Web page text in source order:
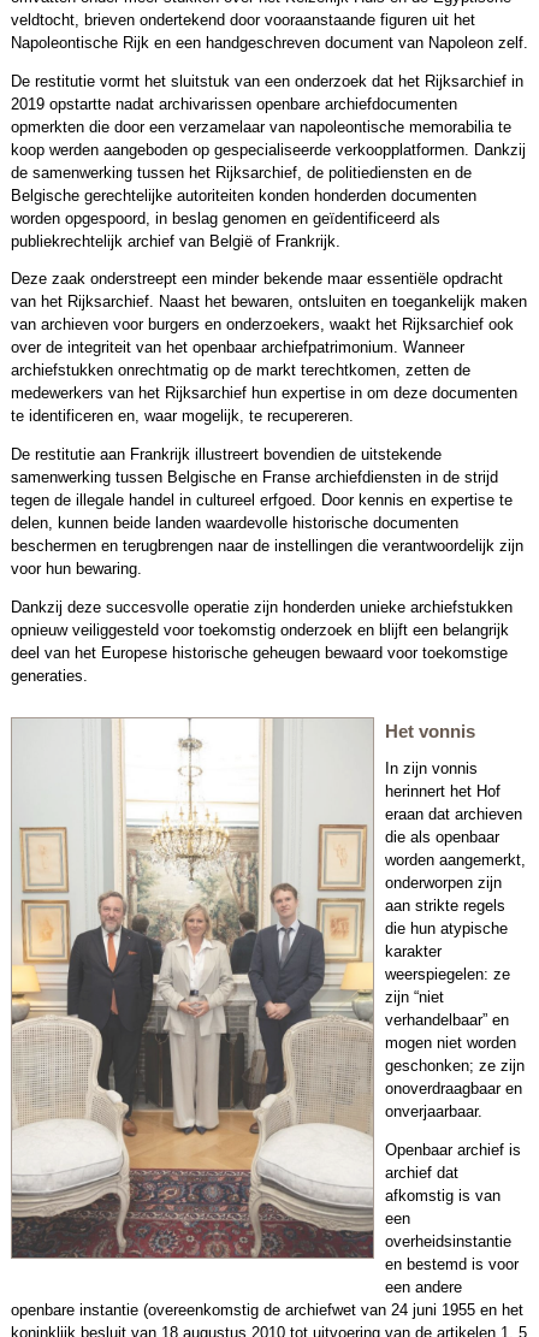
veldtocht, brieven ondertekend door vooraanstaande figuren uit het
Napoleontische Rijk en een handgeschreven document van Napoleon zelf.
De restitutie vormt het sluitstuk van een onderzoek dat het Rijksarchief in
2019 opstartte nadat archivarissen openbare archiefdocumenten
opmerkten die door een verzamelaar van napoleontische memorabilia te
koop werden aangeboden op gespecialiseerde verkoopplatformen. Dankzij
de samenwerking tussen het Rijksarchief, de politiediensten en de
Belgische gerechtelijke autoriteiten konden honderden documenten
worden opgespoord, in beslag genomen en geïdentificeerd als
publiekrechtelijk archief van België of Frankrijk.
Deze zaak onderstreept een minder bekende maar essentiële opdracht
van het Rijksarchief. Naast het bewaren, ontsluiten en toegankelijk maken
van archieven voor burgers en onderzoekers, waakt het Rijksarchief ook
over de integriteit van het openbaar archiefpatrimonium. Wanneer
archiefstukken onrechtmatig op de markt terechtkomen, zetten de
medewerkers van het Rijksarchief hun expertise in om deze documenten
te identificeren en, waar mogelijk, te recupereren.
De restitutie aan Frankrijk illustreert bovendien de uitstekende
samenwerking tussen Belgische en Franse archiefdiensten in de strijd
tegen de illegale handel in cultureel erfgoed. Door kennis en expertise te
delen, kunnen beide landen waardevolle historische documenten
beschermen en terugbrengen naar de instellingen die verantwoordelijk zijn
voor hun bewaring.
Dankzij deze succesvolle operatie zijn honderden unieke archiefstukken
opnieuw veiliggesteld voor toekomstig onderzoek en blijft een belangrijk
deel van het Europese historische geheugen bewaard voor toekomstige
generaties.
Het vonnis
In zijn vonnis
herinnert het Hof
eraan dat archieven
die als openbaar
worden aangemerkt,
onderworpen zijn
aan strikte regels
die hun atypische
karakter
weerspiegelen: ze
zijn “niet
verhandelbaar” en
mogen niet worden
geschonken; ze zijn
onoverdraagbaar en
onverjaarbaar.
Openbaar archief is
archief dat
afkomstig is van
een
overheidsinstantie
en bestemd is voor
een andere
openbare instantie (overeenkomstig de archiefwet van 24 juni 1955 en het
koninklijk besluit van 18 augustus 2010 tot uitvoering van de artikelen 1, 5